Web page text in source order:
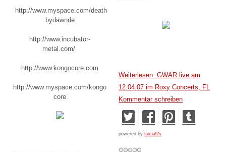
http://www.myspace.com/death
bydawnde
http://www.incubator-
metal.com/
http://www.kongocore.com
http://www.myspace.com/kongo
core
Weiterlesen: GWAR live am
12.04.07 im Roxy Concerts, FL
Kommentar schreiben
powered bysocial2s